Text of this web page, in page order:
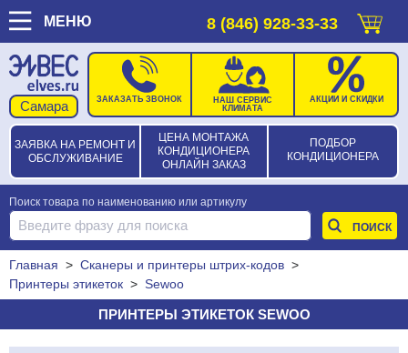
МЕНЮ 8 (846) 928-33-33
ЗАЯВКА НА РЕМОНТ И
ОБСЛУЖИВАНИЕ
ЦЕНА МОНТАЖА
КОНДИЦИОНЕРА
ОНЛАЙН ЗАКАЗ
ПОДБОР
КОНДИЦИОНЕРА
ЗАКАЗАТЬ ЗВОНОК
НАШ СЕРВИС
КЛИМАТА
АКЦИИ И СКИДКИ
Поиск товара по наименованию или артикулу
Главная > Сканеры и принтеры штрих-кодов >
Принтеры этикеток > Sewoo
ПРИНТЕРЫ ЭТИКЕТОК SEWOO